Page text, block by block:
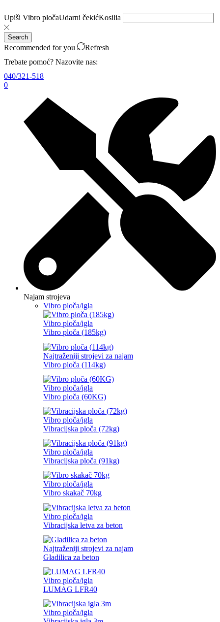
Upiši Vibro pločaUdarni čekićKosilia
Search
Recommended for you
Refresh
Trebate pomoć? Nazovite nas:
040/321-518
0
Najam strojeva
Vibro ploča/igla
Vibro ploča/igla
Vibro ploča (185kg)
Najtraženiji strojevi za najam
Vibro ploča (114kg)
Vibro ploča/igla
Vibro ploča (60KG)
Vibro ploča/igla
Vibracijska ploča (72kg)
Vibro ploča/igla
Vibracijska ploča (91kg)
Vibro ploča/igla
Vibro skakač 70kg
Vibro ploča/igla
Vibracijska letva za beton
Najtraženiji strojevi za najam
Gladilica za beton
Vibro ploča/igla
LUMAG LFR40
Vibro ploča/igla